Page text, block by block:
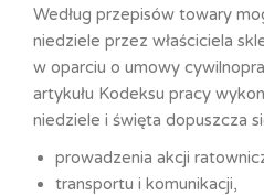
Według przepisów towary
niedziele przez właściciela
w oparciu o umowy
artykułu Kodeksu pracy
niedziele i święta dopuszcza
prowadzenia akcji
transportu i komunikacji,